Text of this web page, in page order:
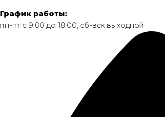
График работы:
пн-пт с 9:00 до 18:00, сб-вск выходной